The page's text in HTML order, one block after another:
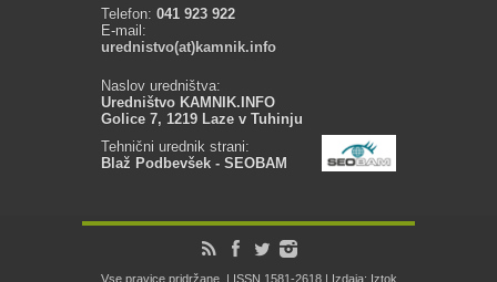
Telefon: 041 923 922
E-mail:
urednistvo(at)kamnik.info
Naslov uredništva:
Uredništvo KAMNIK.INFO
Golice 7, 1219 Laze v Tuhinju
Tehnični urednik strani:
Blaž Podbevšek - SEOBAM
Vse pravice pridržane. | ISSN 1581-2618 | Izdaja: Iztok